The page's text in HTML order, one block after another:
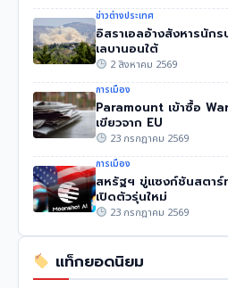
ข่าวต่างประเทศ
อิสราเอลอ้างสังหารนัก
เลบานอนใต้
2 สิงหาคม 2569
การเมือง
Paramount เข้าซื้อ
เขียวจาก EU
23 กรกฎาคม 2569
การเมือง
สหรัฐฯ ขู่แซงก์ชันสตาร์
เปิดตัวรุ่นใหม่
23 กรกฎาคม 2569
แท็กยอดนิยม